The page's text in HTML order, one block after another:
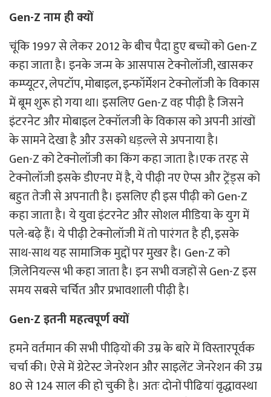
Gen-Z नाम ही क्यों
चूंकि 1997 से लेकर 2012 के बीच पैदा हुए बच्चों को Gen-Z
कहा जाता है। इनके जन्म के आसपास टेक्नोलॉजी, खासकर
कम्प्यूटर, लेपटॉप, मोबाइल, इन्फॉर्मेशन टेक्नोलॉजी के विकास
में बूम शुरू हो गया था। इसलिए Gen-Z वह पीढ़ी है जिसने
इंटरनेट और मोबाइल टेक्नॉलजी के विकास को अपनी आंखों
के सामने देखा है और उसको धड़ल्ले से अपनाया है।
Gen-Z को टेक्नोलॉजी का किंग कहा जाता है।एक तरह से
टेक्नोलॉजी इसके डीएनए में है, ये पीढ़ी नए ऐप्स और ट्रेंड्स को
बहुत तेजी से अपनाती है। इसलिए ही इस पीढ़ी को Gen-Z
कहा जाता है। ये युवा इंटरनेट और सोशल मीडिया के युग में
पले-बढ़े हैं। ये पीढ़ी टेक्नोलॉजी में तो पारंगत है ही, इसके
साथ-साथ यह सामाजिक मुद्दों पर मुखर है। Gen-Z को
ज़िलेनियल्स भी कहा जाता है। इन सभी वजहों से Gen-Z इस
समय सबसे चर्चित और प्रभावशाली पीढ़ी है।
Gen-Z इतनी महत्वपूर्ण क्यों
हमने वर्तमान की सभी पीढ़ियों की उम्र के बारे में विस्तारपूर्वक
चर्चा की। ऐसे में ग्रेटेस्ट जेनरेशन और साइलेंट जेनरेशन की उम्र
80 से 124 साल की हो चुकी है। अतः दोनों पीढियां वृद्धावस्था